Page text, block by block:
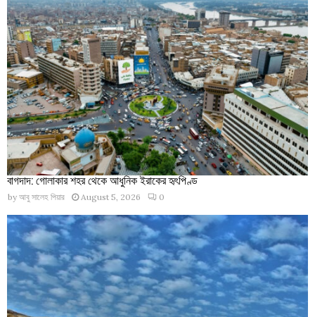
বাগদাদ: গোলাকার শহর থেকে আধুনিক ইরাকের হৃৎপিণ্ড
by আবু সালেহ পিয়ার August 5, 2026 0